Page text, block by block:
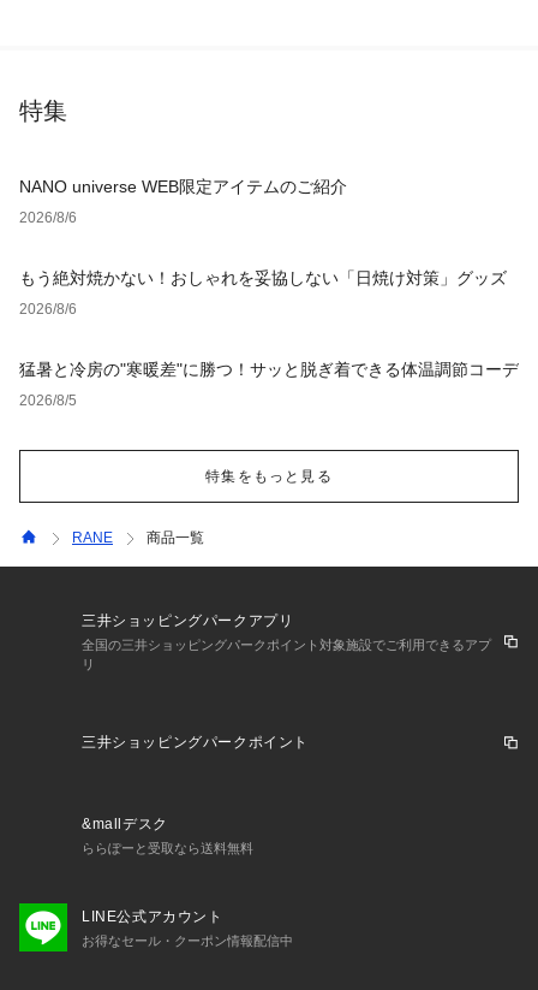
特集
NANO universe WEB限定アイテムのご紹介
2026/8/6
もう絶対焼かない！おしゃれを妥協しない「日焼け対策」グッズ
2026/8/6
猛暑と冷房の"寒暖差"に勝つ！サッと脱ぎ着できる体温調節コーデ
2026/8/5
特集をもっと見る
RANE 商品一覧
三井ショッピングパークアプリ
全国の三井ショッピングパークポイント対象施設でご利用できるアプ
リ
三井ショッピングパークポイント
&mallデスク
ららぽーと受取なら送料無料
LINE公式アカウント
お得なセール・クーポン情報配信中